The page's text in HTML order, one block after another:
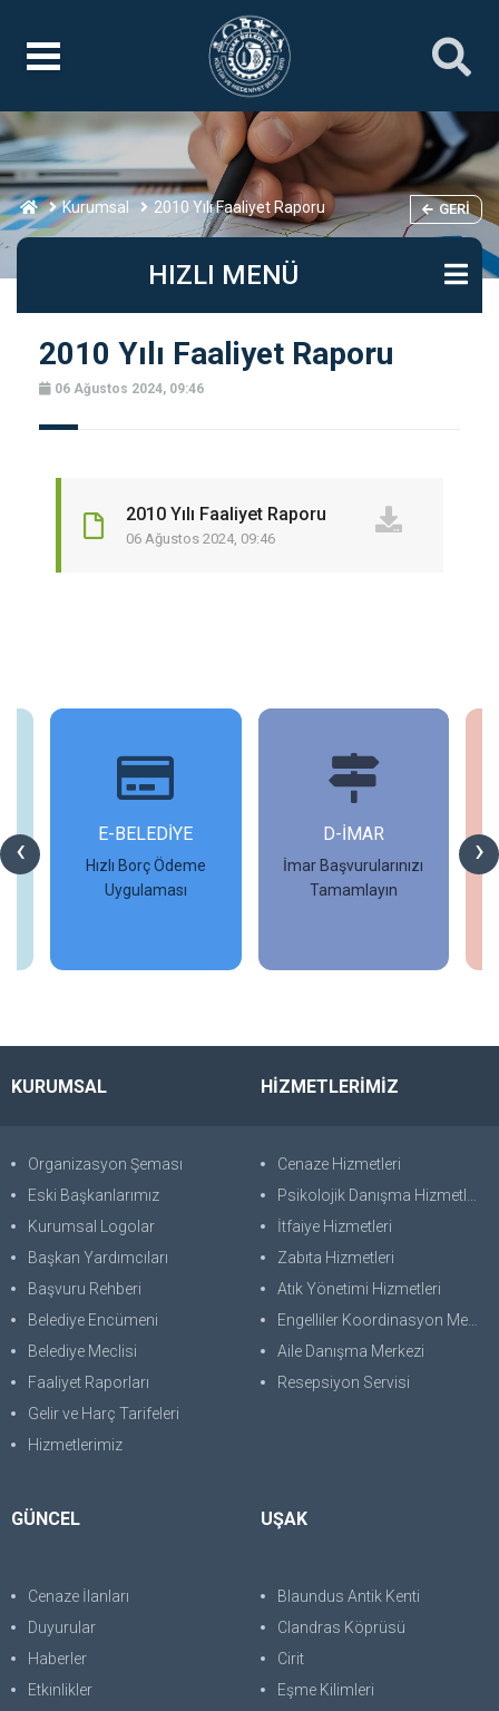
Kurumsal 2010 Yılı Faaliyet Raporu GERI
HIZLI MENÜ
2010 Yılı Faaliyet Raporu
06 Ağustos 2024, 09:46
2010 Yılı Faaliyet Raporu
06 Ağustos 2024, 09:46
‹ ›
E-BELEDİYE
Hızlı Borç Ödeme
Uygulaması
D-İMAR
İmar Başvurularınızı
Tamamlayın
KURUMSAL
Organizasyon Şeması
Eski Başkanlarımız
Kurumsal Logolar
Başkan Yardımcıları
Başvuru Rehberi
Belediye Encümeni
Belediye Meclisi
Faaliyet Raporları
Gelir ve Harç Tarifeleri
Hizmetlerimiz
HİZMETLERİMİZ
Cenaze Hizmetleri
Psikolojik Danışma Hizmetleri
İtfaiye Hizmetleri
Zabıta Hizmetleri
Atık Yönetimi Hizmetleri
Engelliler Koordinasyon Merkezi
Aile Danışma Merkezi
Resepsiyon Servisi
GÜNCEL
Cenaze İlanları
Duyurular
Haberler
Etkinlikler
UŞAK
Blaundus Antik Kenti
Clandras Köprüsü
Cirit
Eşme Kilimleri